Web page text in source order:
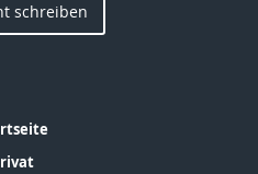
schreiben